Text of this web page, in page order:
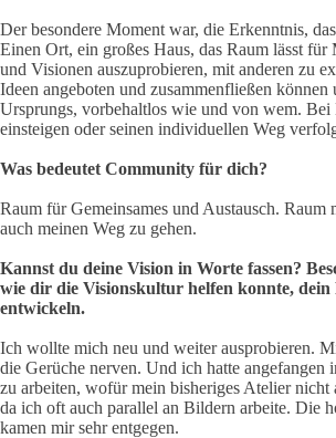
Der besondere Moment war, die Erkenntnis,
Einen Ort, ein großes Haus, das Raum lässt für
und Visionen auszuprobieren, mit anderen zu
Ideen angeboten und zusammenfließen können
Ursprungs, vorbehaltlos wie und von wem. Bei
einsteigen oder seinen individuellen Weg
Was bedeutet Community für dich?
Raum für Gemeinsames und Austausch. Raum
auch meinen Weg zu gehen.
Kannst du deine Vision in Worte fassen?
wie dir die Visionskultur helfen konnte, dein
entwickeln.
Ich wollte mich neu und weiter ausprobieren.
die Gerüche nerven. Und ich hatte angefangen
zu arbeiten, wofür mein bisheriges Atelier nicht
da ich oft auch parallel an Bildern arbeite. Die
kamen mir sehr entgegen.